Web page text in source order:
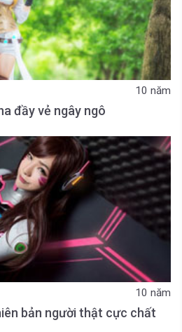
10 năm
đầy vẻ ngây ngô
10 năm
bản người thật cực chất